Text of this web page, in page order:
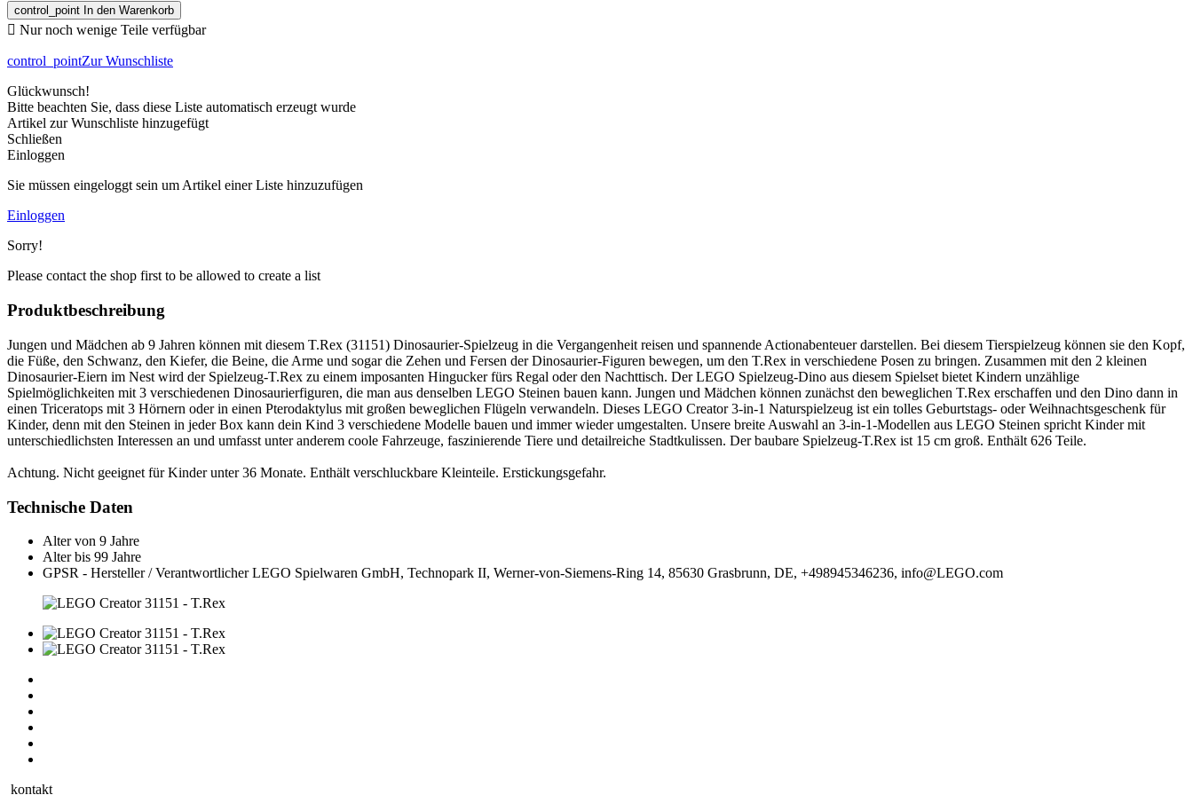
control_point In den Warenkorb
 Nur noch wenige Teile verfügbar
control_pointZur Wunschliste
Glückwunsch!
Bitte beachten Sie, dass diese Liste automatisch erzeugt wurde
Artikel zur Wunschliste hinzugefügt
Schließen
Einloggen
Sie müssen eingeloggt sein um Artikel einer Liste hinzuzufügen
Einloggen
Sorry!
Please contact the shop first to be allowed to create a list
Produktbeschreibung
Jungen und Mädchen ab 9 Jahren können mit diesem T.Rex (31151) Dinosaurier-Spielzeug in die Vergangenheit reisen und spannende Actionabenteuer darstellen. Bei diesem Tierspielzeug können sie den Kopf,
die Füße, den Schwanz, den Kiefer, die Beine, die Arme und sogar die Zehen und Fersen der Dinosaurier-Figuren bewegen, um den T.Rex in verschiedene Posen zu bringen. Zusammen mit den 2 kleinen
Dinosaurier-Eiern im Nest wird der Spielzeug-T.Rex zu einem imposanten Hingucker fürs Regal oder den Nachttisch. Der LEGO Spielzeug-Dino aus diesem Spielset bietet Kindern unzählige
Spielmöglichkeiten mit 3 verschiedenen Dinosaurierfiguren, die man aus denselben LEGO Steinen bauen kann. Jungen und Mädchen können zunächst den beweglichen T.Rex erschaffen und den Dino dann in
einen Triceratops mit 3 Hörnern oder in einen Pterodaktylus mit großen beweglichen Flügeln verwandeln. Dieses LEGO Creator 3-in-1 Naturspielzeug ist ein tolles Geburtstags- oder Weihnachtsgeschenk für
Kinder, denn mit den Steinen in jeder Box kann dein Kind 3 verschiedene Modelle bauen und immer wieder umgestalten. Unsere breite Auswahl an 3-in-1-Modellen aus LEGO Steinen spricht Kinder mit
unterschiedlichsten Interessen an und umfasst unter anderem coole Fahrzeuge, faszinierende Tiere und detailreiche Stadtkulissen. Der baubare Spielzeug-T.Rex ist 15 cm groß. Enthält 626 Teile.
Achtung. Nicht geeignet für Kinder unter 36 Monate. Enthält verschluckbare Kleinteile. Erstickungsgefahr.
Technische Daten
Alter von 9 Jahre
Alter bis 99 Jahre
GPSR - Hersteller / Verantwortlicher LEGO Spielwaren GmbH, Technopark II, Werner-von-Siemens-Ring 14, 85630 Grasbrunn, DE, +498945346236, info@LEGO.com
kontakt